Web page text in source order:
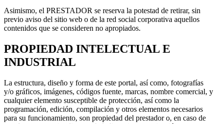
Asimismo, el PRESTADOR se reserva la potestad de retirar, sin
previo aviso del sitio web o de la red social corporativa aquellos
contenidos que se consideren no apropiados.
PROPIEDAD INTELECTUAL E
INDUSTRIAL
La estructura, diseño y forma de este portal, así como, fotografías
y/o gráficos, imágenes, códigos fuente, marcas, nombre comercial, y
cualquier elemento susceptible de protección, así como la
programación, edición, compilación y otros elementos necesarios
para su funcionamiento, son propiedad del prestador o, en caso de